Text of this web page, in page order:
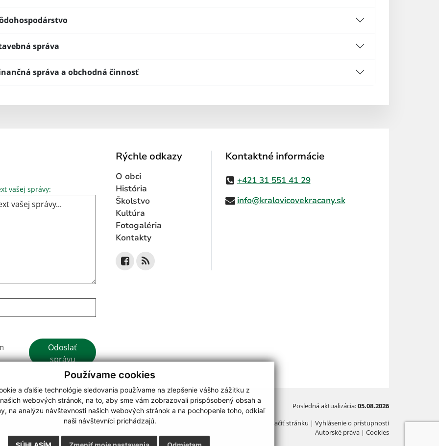
Používame cookies
a ďalšie technológie sledovania používame na zlepšenie vášho zážitku z
webových stránok, na to, aby sme vám zobrazovali prispôsobený obsah a
na analýzu návštevnosti našich webových stránok a na pochopenie toho, odkiaľ
naši návštevníci prichádzajú.
správa
správa a obchodná činnosť
vašej správy: Text vašej správy...
Google reCaptcha Response
Odoslať
správu
Rýchle odkazy
O obci
História
Školstvo
Kultúra
Fotogaléria
Kontakty
Kontaktné informácie
+421 31 551 41 29
info@kralovicovekracany.sk
Posledná aktualizácia:05.08.2026
Vytlačiť stránku | Vyhlásenie o prístupnosti
Autorské práva | Cookies
webdesign|